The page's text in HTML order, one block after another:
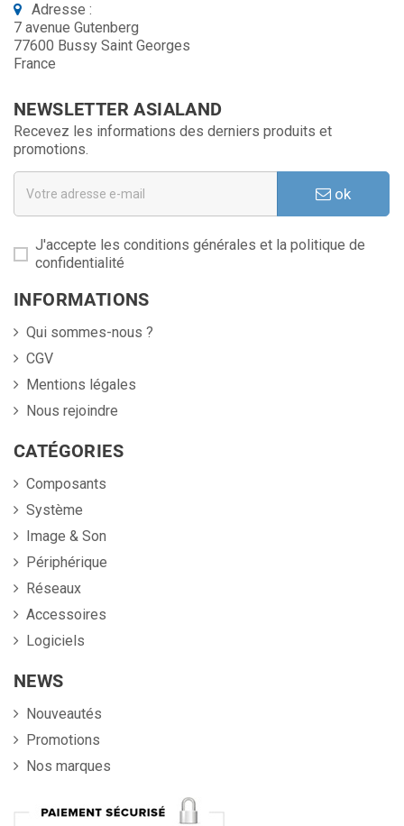
Adresse :
7 avenue Gutenberg
77600 Bussy Saint Georges
France
NEWSLETTER ASIALAND
Recevez les informations des derniers produits et
promotions.
ok
J'accepte les conditions générales et la politique de
confidentialité
INFORMATIONS
Qui sommes-nous ?
CGV
Mentions légales
Nous rejoindre
CATÉGORIES
Composants
Système
Image & Son
Périphérique
Réseaux
Accessoires
Logiciels
NEWS
Nouveautés
Promotions
Nos marques